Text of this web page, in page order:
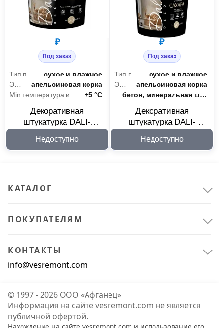
₽
Под заказ
сухое и влажное
апельсиновая корка
+5 °С
Декоративная
штукатурка DALI-
225183
Недоступно
₽
Под заказ
сухое и влажное
Эффект
апельсиновая корка
Поверхность применения бетон, минеральная штукатурка, шпатлеванные поверхности, системы теплоизоляции фасадов
Декоративная
штукатурка DALI-
225182
Недоступно
КАТАЛОГ
ПОКУПАТЕЛЯМ
КОНТАКТЫ
info@vesremont.com
© 1997 - 2026 ООО «Афганец»
Информация на сайте vesremont.com не является
публичной офертой.
Нахождение на сайте vesremont.com и использование его